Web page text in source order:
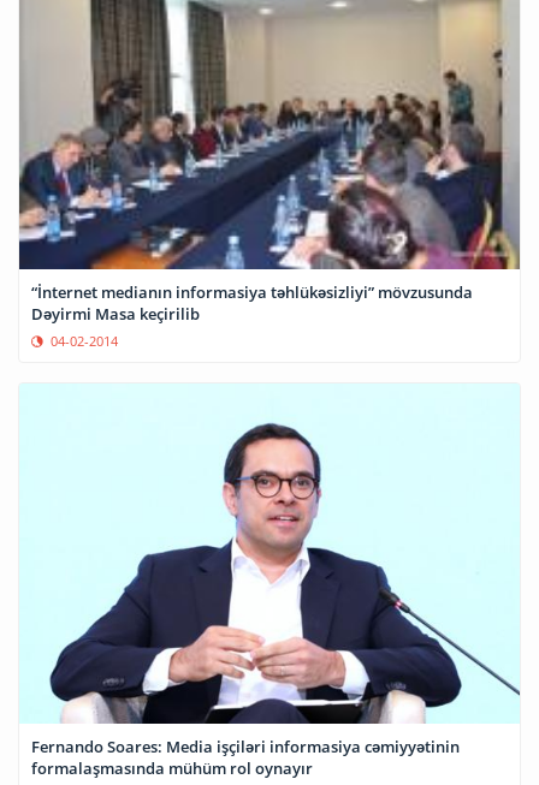
“İnternet medianın informasiya təhlükəsizliyi” mövzusunda
Dəyirmi Masa keçirilib
04-02-2014
Fernando Soares: Media işçiləri informasiya cəmiyyətinin
formalaşmasında mühüm rol oynayır